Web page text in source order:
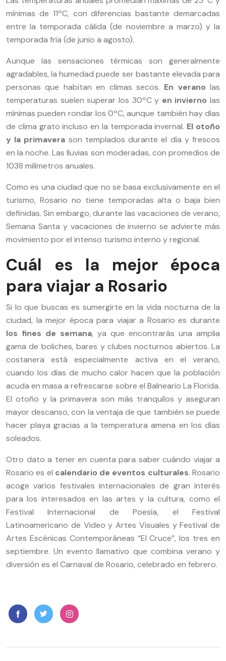
mínimas de 11ºC, con diferencias bastante demarcadas
entre la temporada cálida (de noviembre a marzo) y la
temporada fría (de junio a agosto).
Aunque las sensaciones térmicas son generalmente
agradables, la humedad puede ser bastante elevada para
personas que habitan en climas secos. En verano las
temperaturas suelen superar los 30ºC y en invierno las
mínimas pueden rondar los 0ºC, aunque también hay días
de clima grato incluso en la temporada invernal. El otoño
y la primavera son templados durante el día y frescos
en la noche. Las lluvias son moderadas, con promedios de
1038 milímetros anuales.
Como es una ciudad que no se basa exclusivamente en el
turismo, Rosario no tiene temporadas alta o baja bien
definidas. Sin embargo, durante las vacaciones de verano,
Semana Santa y vacaciones de invierno se advierte más
movimiento por el intenso turismo interno y regional.
Cuál es la mejor época
para viajar a Rosario
Si lo que buscas es sumergirte en la vida nocturna de la
ciudad, la mejor época para viajar a Rosario es durante
los fines de semana, ya que encontrarás una amplia
gama de boliches, bares y clubes nocturnos abiertos. La
costanera está especialmente activa en el verano,
cuando los días de mucho calor hacen que la población
acuda en masa a refrescarse sobre el Balneario La Florida.
El otoño y la primavera son más tranquilos y aseguran
mayor descanso, con la ventaja de que también se puede
hacer playa gracias a la temperatura amena en los días
soleados.
Otro dato a tener en cuenta para saber cuándo viajar a
Rosario es el calendario de eventos culturales. Rosario
acoge varios festivales internacionales de gran interés
para los interesados en las artes y la cultura, como el
Festival Internacional de Poesía, el Festival
Latinoamericano de Video y Artes Visuales y Festival de
Artes Escénicas Contemporáneas “El Cruce”, los tres en
septiembre. Un evento llamativo que combina verano y
diversión es el Carnaval de Rosario, celebrado en febrero.